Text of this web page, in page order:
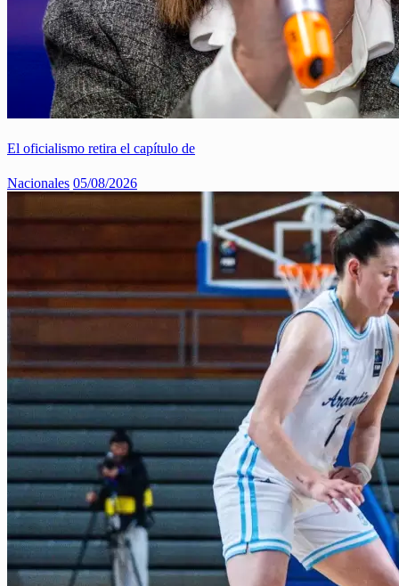
El oficialismo retira el capítulo de
Nacionales 05/08/2026